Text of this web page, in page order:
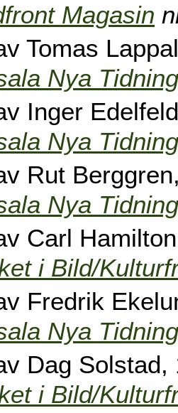
Magasin
Tomas
Nya Tidning
Inger
Nya Tidning
Rut
Nya Tidning
Carl
i Bild/
Fredrik
Nya Tidning
Dag Solstad,
i Bild/